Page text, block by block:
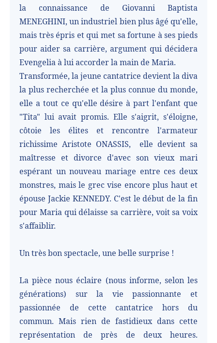
la connaissance de Giovanni Baptista
MENEGHINI, un industriel bien plus âgé qu'elle,
mais très épris et qui met sa fortune à ses pieds
pour aider sa carrière, argument qui décidera
Evengelia à lui accorder la main de Maria.
Transformée, la jeune cantatrice devient la diva
la plus recherchée et la plus connue du monde,
elle a tout ce qu'elle désire à part l'enfant que
"Tita" lui avait promis. Elle s'aigrit, s'éloigne,
côtoie les élites et rencontre l'armateur
richissime Aristote ONASSIS,
elle devient sa
maîtresse et divorce d'avec son vieux mari
espérant un nouveau mariage entre ces deux
monstres, mais le grec vise encore plus haut et
épouse Jackie KENNEDY. C'est le début de la fin
pour Maria qui délaisse sa carrière, voit sa voix
s'affaiblir.
Un très bon spectacle, une belle surprise !
La pièce nous éclaire (nous informe, selon les
générations) sur la vie passionnante et
passionnée de cette cantatrice hors du
commun. Mais rien de fastidieux dans cette
représentation de près de deux heures.